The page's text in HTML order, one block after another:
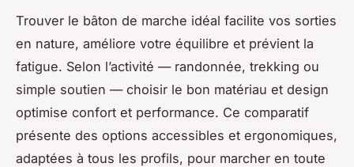
Trouver le bâton de marche idéal facilite vos sorties
en nature, améliore votre équilibre et prévient la
fatigue. Selon l’activité — randonnée, trekking ou
simple soutien — choisir le bon matériau et design
optimise confort et performance. Ce comparatif
présente des options accessibles et ergonomiques,
adaptées à tous les profils, pour marcher en toute